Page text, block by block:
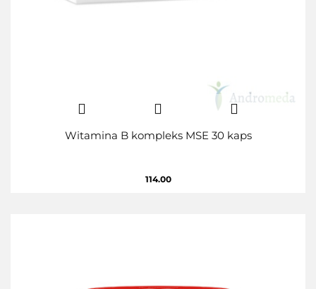
Witamina B kompleks MSE 30 kaps
114.00